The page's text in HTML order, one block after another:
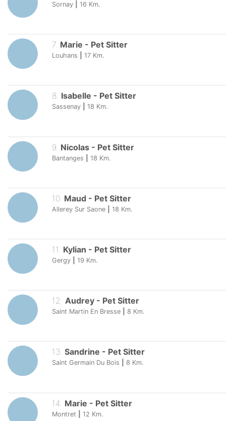
Sornay 16 Km.
7. Marie - Pet Sitter
Louhans 17 Km.
8. Isabelle - Pet Sitter
Sassenay 18 Km.
9 Nicolas - Pet Sitter
Bantanges 18 Km.
10. Maud - Pet Sitter
Allerey Sur Saone 18 Km.
11 Kylian - Pet Sitter
Gergy 19 Km.
12. Audrey - Pet Sitter
Saint Martin En Bresse 8 Km.
13. Sandrine - Pet Sitter
Saint Germain Du Bois 8 Km.
14 Marie - Pet Sitter
Montret 12 Km.